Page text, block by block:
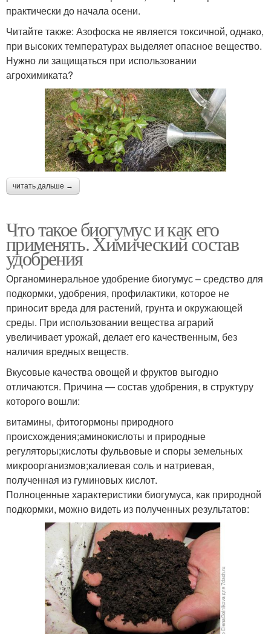
практически до начала осени.
Читайте также: Азофоска не является токсичной, однако,
при высоких температурах выделяет опасное вещество.
Нужно ли защищаться при использовании
агрохимиката?
читать дальше →
Что такое биогумус и как его
применять. Химический состав
удобрения
Органоминеральное удобрение биогумус – средство для
подкормки, удобрения, профилактики, которое не
приносит вреда для растений, грунта и окружающей
среды. При использовании вещества аграрий
увеличивает урожай, делает его качественным, без
наличия вредных веществ.
Вкусовые качества овощей и фруктов выгодно
отличаются. Причина — состав удобрения, в структуру
которого вошли:
витамины, фитогормоны природного
происхождения;аминокислоты и природные
регуляторы;кислоты фульвовые и споры земельных
микроорганизмов;калиевая соль и натриевая,
полученная из гуминовых кислот.
Полноценные характеристики биогумуса, как природной
подкормки, можно видеть из полученных результатов: